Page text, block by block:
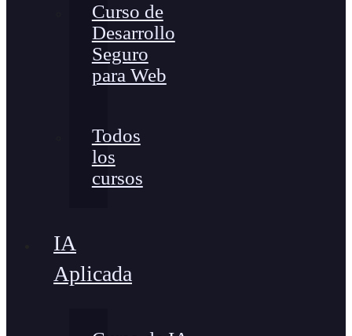
Curso de
Desarrollo
Seguro
para Web
Todos
los
cursos
IA
Aplicada